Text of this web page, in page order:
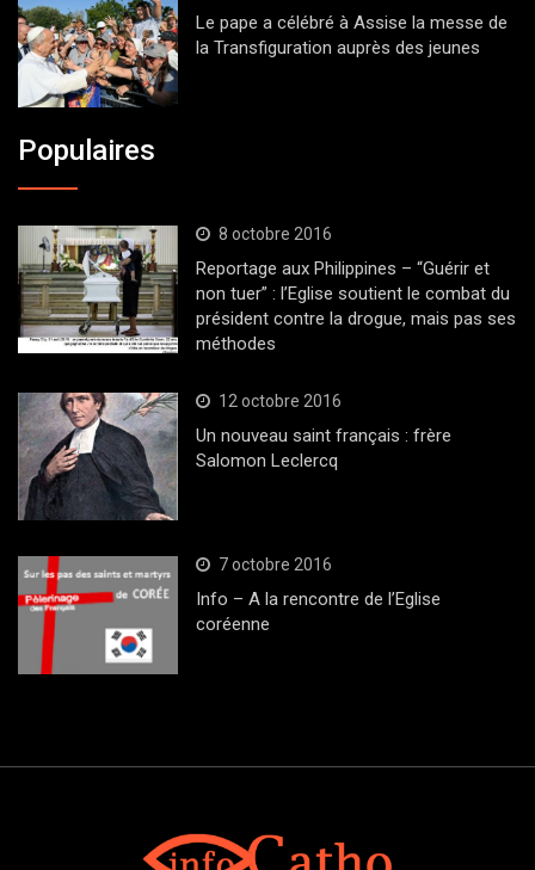
Le pape a célébré à Assise la messe de
la Transfiguration auprès des jeunes
Populaires
8 octobre 2016
Reportage aux Philippines – “Guérir et
non tuer” : l’Eglise soutient le combat du
président contre la drogue, mais pas ses
méthodes
12 octobre 2016
Un nouveau saint français : frère
Salomon Leclercq
7 octobre 2016
Info – A la rencontre de l’Eglise
coréenne